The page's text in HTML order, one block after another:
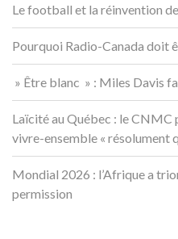
Le football et la réinvention
Pourquoi Radio-Canada doit
» Être blanc » : Miles Davis
Laïcité au Québec : le CNMC
vivre-ensemble « résolument
Mondial 2026 : l’Afrique a
permission